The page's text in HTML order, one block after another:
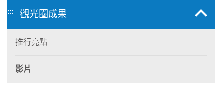
::: 觀光圈成果
推行亮點
影片